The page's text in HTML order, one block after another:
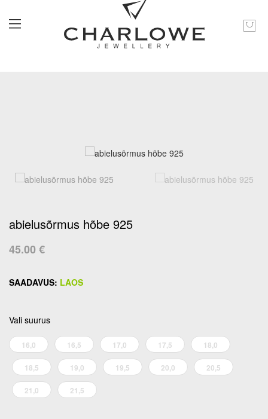
abielusõrmus hõbe 925
45.00 €
LAOS
Vali suurus
16,0 16,5 17,0 17,5 18,0
18,5 19,0 19,5 20,0 20,5
21,0 21,5